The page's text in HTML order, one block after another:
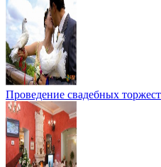
Проведение свадебных